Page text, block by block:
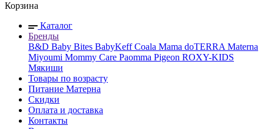
Корзина
Каталог
Бренды
B&D Baby Bites BabyKeffCoala Mama doTERRA Materna
Miyoumi Mommy Care Paomma Pigeon ROXY-KIDS
Мякиши
Товары по возрасту
Питание Матерна
Скидки
Оплата и доставка
Контакты